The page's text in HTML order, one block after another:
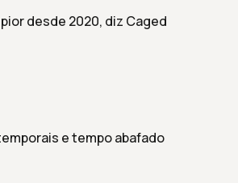
desde 2020, diz Caged
e tempo abafado